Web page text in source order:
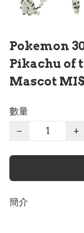
Pokemon 30
Pikachu of
Mascot
數量
−
+
簡介